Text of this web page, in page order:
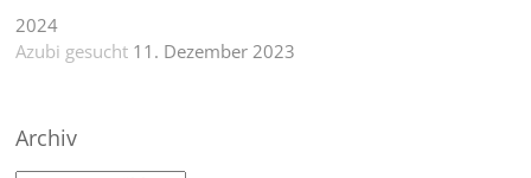
2024
Azubi gesucht 11. Dezember 2023
Archiv